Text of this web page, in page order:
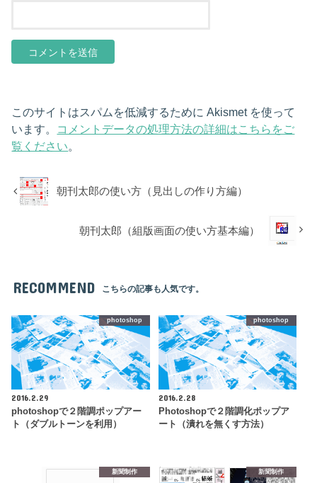
このサイトはスパムを低減するために Akismet を使って
います。 コメントデータの処理方法の詳細はこちらをご
覧ください
朝刊太郎の使い方（見出しの作り方編）
朝刊太郎（組版画面の使い方基本編）
RECOMMEND こちらの記事も人気です。
photoshop
2016.2.29
photoshopで２階調ポップアー
ト（ダブルトーンを利用）
photoshop
2016.2.28
Photoshopで２階調化ポップア
ート（潰れを無くす方法）
新聞制作 新聞制作